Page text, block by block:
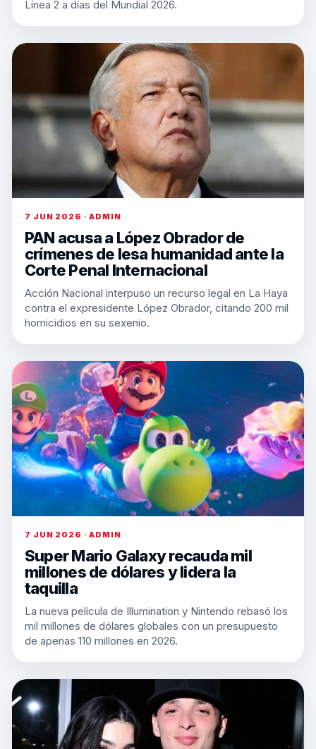
Línea 2 a días del Mundial 2026.
7 JUN 2026 · ADMIN
PAN acusa a López Obrador de
crímenes de lesa humanidad ante la
Corte Penal Internacional
Acción Nacional interpuso un recurso legal en La Haya
contra el expresidente López Obrador, citando 200 mil
homicidios en su sexenio.
7 JUN 2026 · ADMIN
Super Mario Galaxy recauda mil
millones de dólares y lidera la
taquilla
La nueva película de Illumination y Nintendo rebasó los
mil millones de dólares globales con un presupuesto
de apenas 110 millones en 2026.